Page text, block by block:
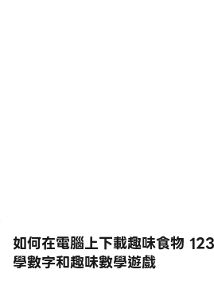
要進行內購。
如何在電腦上下載趣味食物
學數字和趣味數學遊戲